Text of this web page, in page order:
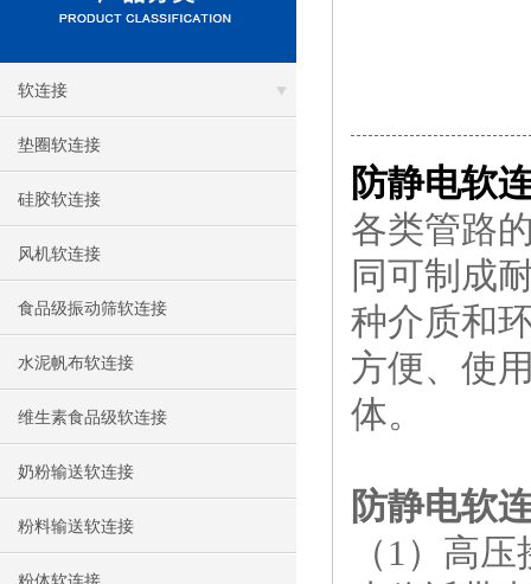
软连接
垫圈软连接
硅胶软连接
风机软连接
食品级振动筛软连接
水泥帆布软连接
维生素食品级软连接
奶粉输送软连接
粉料输送软连接
防静电软
各类管路
同可制成
种介质和
方便、使
体。
防静电软
（1）高